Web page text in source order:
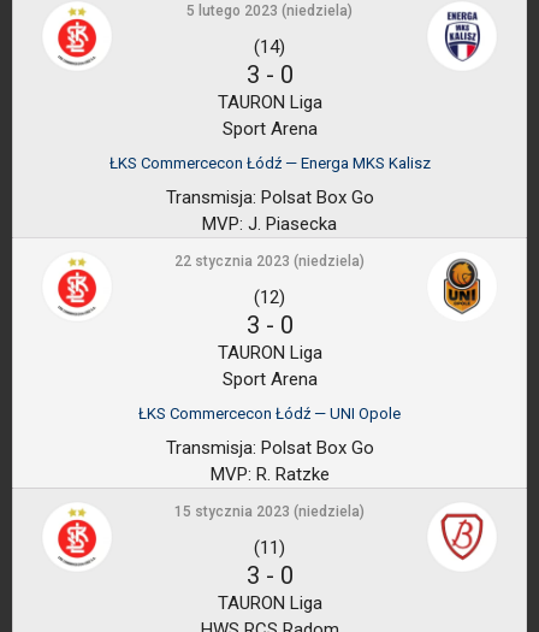
5 lutego 2023 (niedziela)
(14)
3 - 0
TAURON Liga
Sport Arena
ŁKS Commercecon Łódź — Energa MKS Kalisz
Transmisja: Polsat Box Go
MVP: J. Piasecka
22 stycznia 2023 (niedziela)
(12)
3 - 0
TAURON Liga
Sport Arena
ŁKS Commercecon Łódź — UNI Opole
Transmisja: Polsat Box Go
MVP: R. Ratzke
15 stycznia 2023 (niedziela)
(11)
3 - 0
TAURON Liga